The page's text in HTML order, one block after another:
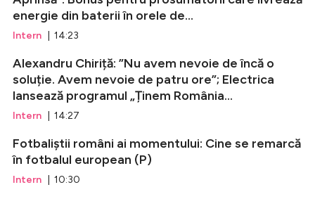
energie din baterii în orele de...
Intern | 14:23
Alexandru Chiriță: ”Nu avem nevoie de încă o
soluție. Avem nevoie de patru ore”; Electrica
lansează programul „Ținem România...
Intern | 14:27
Fotbaliștii români ai momentului: Cine se remarcă
în fotbalul european (P)
Intern | 10:30